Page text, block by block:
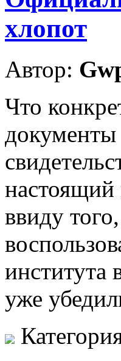
хлопот
Автор:
Что
документы
настоящий
ввиду
уже